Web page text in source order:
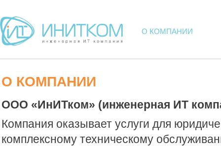
О КОМПАНИИ
О КОМПАНИИ
ООО «ИнИТком» (инженерная ИТ
Компания оказывает услуги для
комплексному техническому